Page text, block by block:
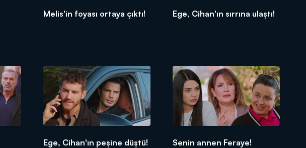
Melis'in foyası ortaya çıktı! Ege, Cihan'ın sırrına ulaştı!
Ege, Cihan'ın peşine düştü! Senin annen Feraye!